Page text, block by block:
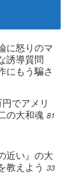
に怒りのマ
誘導質問
にもう騙さ
でアメリ
の大和魂 81
近い』の大
えよう 33